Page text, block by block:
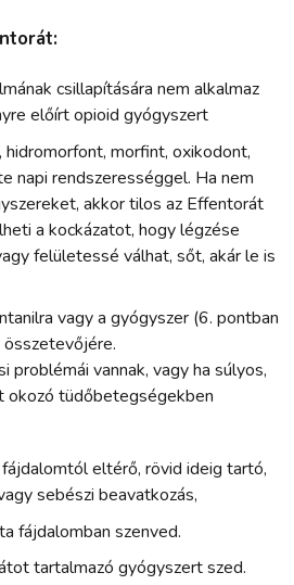
csillapítására nem alkalmaz
előírt opioid gyógyszert
morfint, oxikodont,
napi rendszerességgel. Ha nem
akkor tilos az Effentorát
a kockázatot, hogy légzése
felületessé válhat, sőt, akár le is
vagy a gyógyszer (6. pontban
problémái vannak, vagy ha súlyos,
okozó tüdőbetegségekben
eltérő, rövid ideig tartó,
sebészi beavatkozás,
fájdalomban szenved.
tartalmazó gyógyszert szed.